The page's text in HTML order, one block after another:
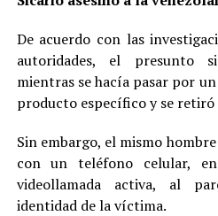
De acuerdo con las
autoridades, el presunto
mientras se hacía pasar por
producto específico y se retiró
Sin embargo, el mismo
con un teléfono celular,
videollamada activa, al
identidad de la víctima.